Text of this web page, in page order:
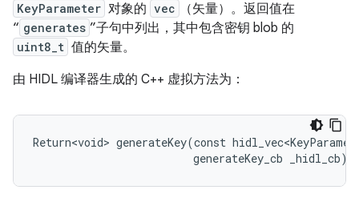
KeyParameter 对象的 vec
（矢量）。返回值在
“ generates ”子句中列出，其中包含密钥 blob 的
uint8_t 值的矢量。
由 HIDL 编译器生成的 C++ 虚拟方法为：
Return<void> generateKey(const